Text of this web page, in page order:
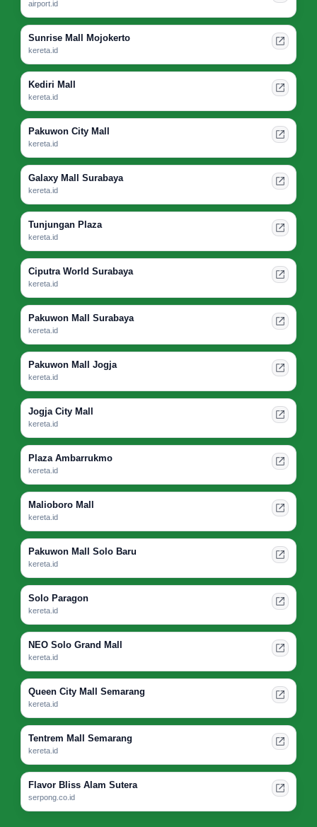
airport.id
Sunrise Mall Mojokerto
kereta.id
Kediri Mall
kereta.id
Pakuwon City Mall
kereta.id
Galaxy Mall Surabaya
kereta.id
Tunjungan Plaza
kereta.id
Ciputra World Surabaya
kereta.id
Pakuwon Mall Surabaya
kereta.id
Pakuwon Mall Jogja
kereta.id
Jogja City Mall
kereta.id
Plaza Ambarrukmo
kereta.id
Malioboro Mall
kereta.id
Pakuwon Mall Solo Baru
kereta.id
Solo Paragon
kereta.id
NEO Solo Grand Mall
kereta.id
Queen City Mall Semarang
kereta.id
Tentrem Mall Semarang
kereta.id
Flavor Bliss Alam Sutera
serpong.co.id